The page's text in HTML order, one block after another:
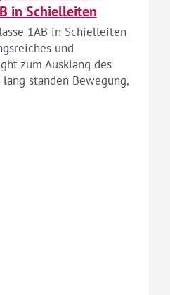
in Schielleiten
1AB in Schielleiten
und
zum Ausklang des
standen Bewegung,